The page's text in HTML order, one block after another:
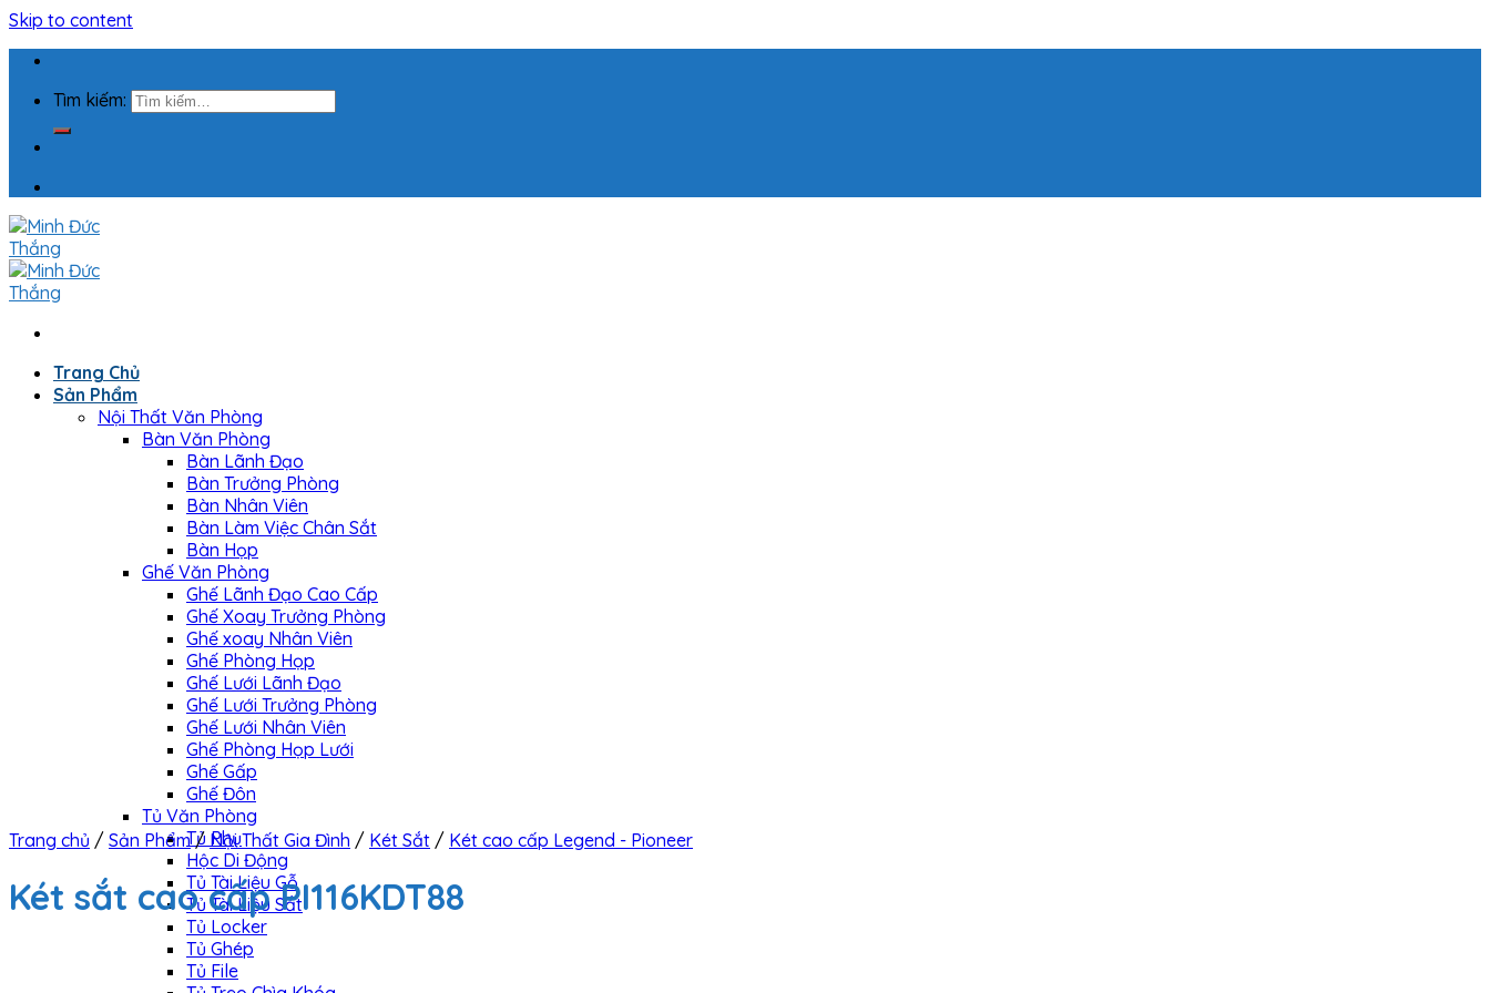
Skip to content
Tìm kiếm:
Trang Chủ
Sản Phẩm
Nội Thất Văn Phòng
Bàn Văn Phòng
Bàn Lãnh Đạo
Bàn Trưởng Phòng
Bàn Nhân Viên
Bàn Làm Việc Chân Sắt
Bàn Họp
Ghế Văn Phòng
Ghế Lãnh Đạo Cao Cấp
Ghế Xoay Trưởng Phòng
Ghế xoay Nhân Viên
Ghế Phòng Họp
Ghế Lưới Lãnh Đạo
Ghế Lưới Trưởng Phòng
Ghế Lưới Nhân Viên
Ghế Phòng Họp Lưới
Ghế Gấp
Ghế Đôn
Tủ Văn Phòng
Tủ Phụ
Hộc Di Động
Tủ Tài Liệu Gỗ
Tủ Tài Liệu Sắt
Tủ Locker
Tủ Ghép
Tủ File
Trang chủ / Sản Phẩm / Nội Thất Gia Đình / Két Sắt / Két cao cấp Legend - Pioneer
Két sắt cao cấp PI116KDT88